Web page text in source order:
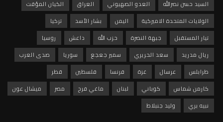
السيد حسن نصرالله
العدو الصهيوني العراق
الكيان المؤقت
الولايات المتحدة الاميركية
اليمن بشار الأسد
تركيا
تيار المستقبل
جبهة النصرة حزب الله داعش
روسيا
ريال مدريد
سعد الحريري سمير جعجع سوريا
صدى العرب
طرابلس
عرسال غزة فرنسا فلسطين
قطر
كارمن شماس
كوباني لبنان ماغي فرح مصر
ميشال عون
نبيه بري
وليد جنبلاط